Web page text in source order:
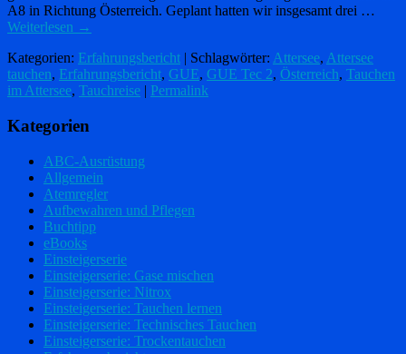
A8 in Richtung Österreich. Geplant hatten wir insgesamt drei …
Weiterlesen →
Kategorien: Erfahrungsbericht | Schlagwörter: Attersee, Attersee
tauchen, Erfahrungsbericht, GUE, GUE Tec 2, Österreich, Tauchen
im Attersee, Tauchreise Permalink
Kategorien
ABC-Ausrüstung
Allgemein
Atemregler
Aufbewahren und Pflegen
Buchtipp
eBooks
Einsteigerserie
Einsteigerserie: Gase mischen
Einsteigerserie: Nitrox
Einsteigerserie: Tauchen lernen
Einsteigerserie: Technisches Tauchen
Einsteigerserie: Trockentauchen